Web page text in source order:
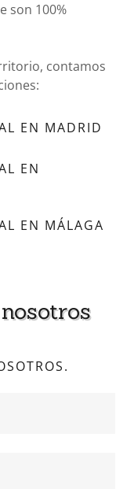
son 100%
contamos
EN MADRID
EN
EN MÁLAGA